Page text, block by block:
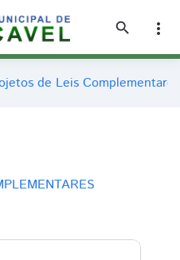
search
more_vert
de Leis Complementares